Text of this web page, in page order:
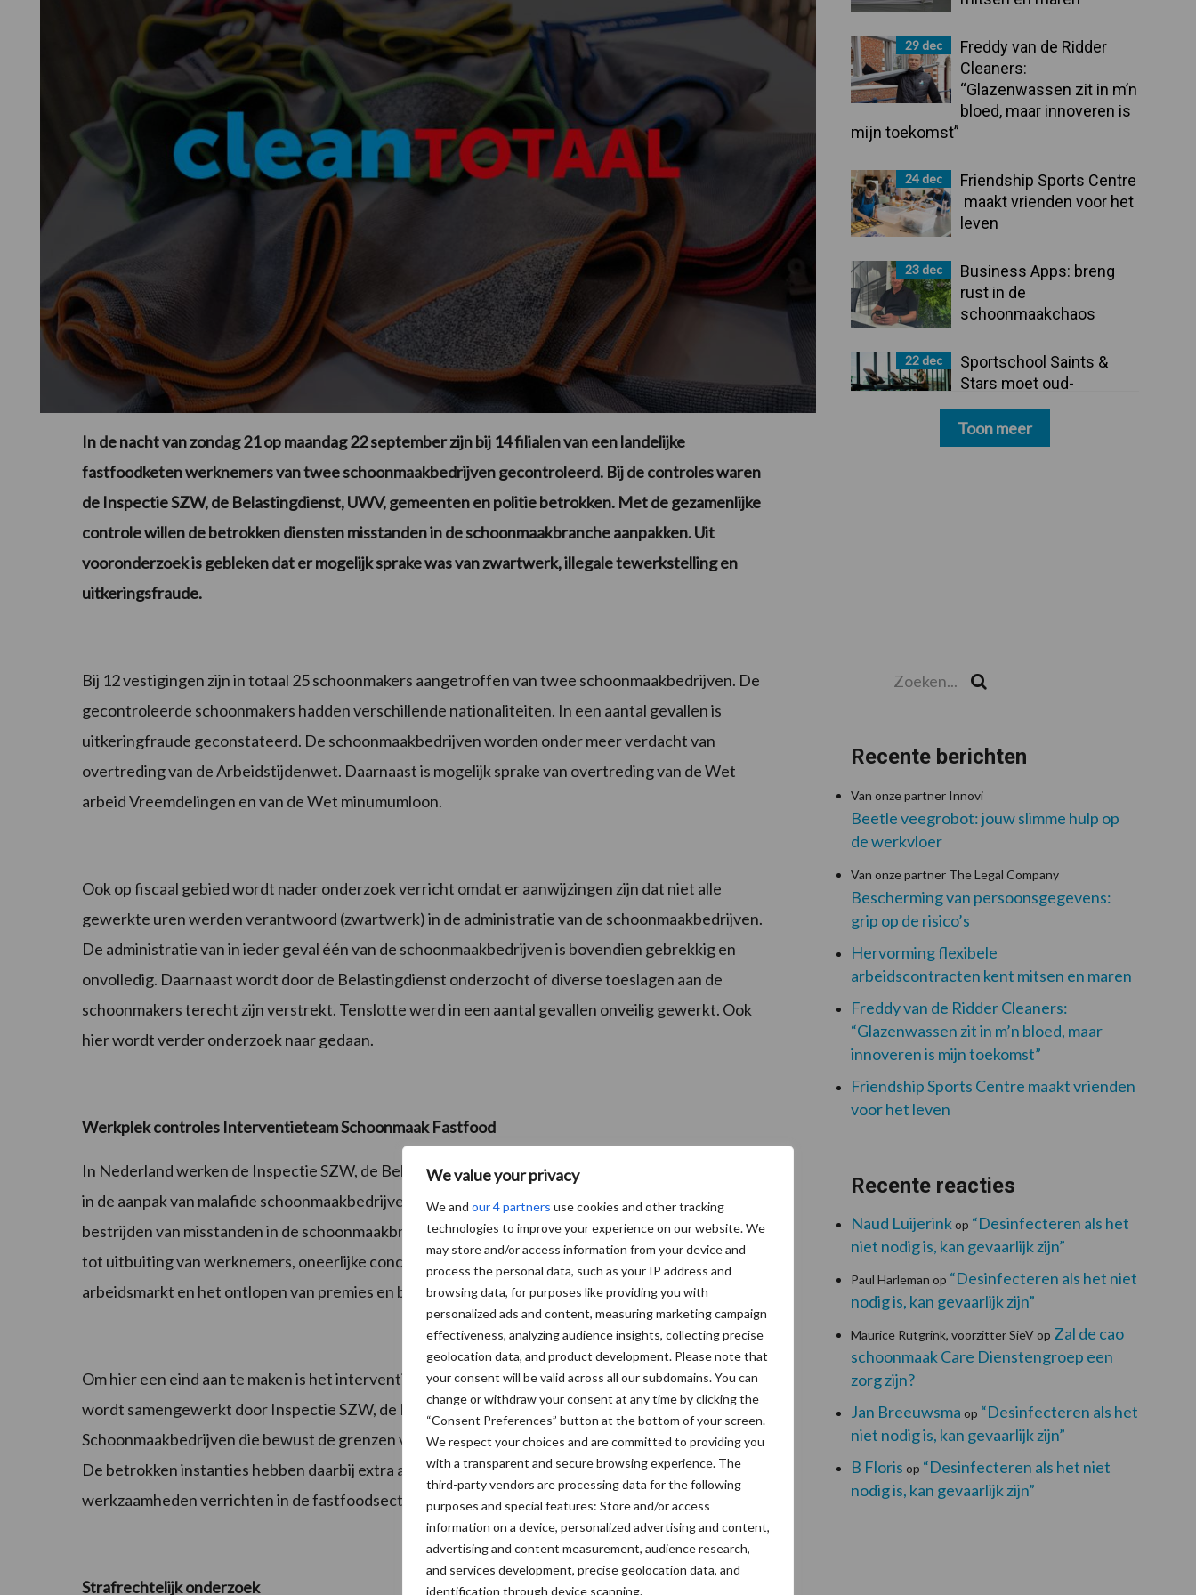
We value your privacy
We and our 4 partners use cookies and other tracking
technologies to improve your experience on our website. We
may store and/or access information from your device and
process the personal data, such as your IP address and
browsing data, for purposes like providing you with
personalized ads and content, measuring marketing campaign
effectiveness, analyzing audience insights, collecting precise
geolocation data, and product development. Please note that
your consent will be valid across all our subdomains. You can
change or withdraw your consent at any time by clicking the
“Consent Preferences” button at the bottom of your screen.
We respect your choices and are committed to providing you
with a transparent and secure browsing experience. The
third-party vendors are processing data for the following
purposes and special features: Store and/or access
information on a device, personalized advertising and content,
advertising and content measurement, audience research,
and services development, precise geolocation data, and
identification through device scanning.
In de nacht van zondag 21 op maandag 22 september zijn bij 14 filialen van een landelijke
fastfoodketen werknemers van twee schoonmaakbedrijven gecontroleerd. Bij de controles waren
de Inspectie SZW, de Belastingdienst, UWV, gemeenten en politie betrokken. Met de gezamenlijke
controle willen de betrokken diensten misstanden in de schoonmaakbranche aanpakken. Uit
vooronderzoek is gebleken dat er mogelijk sprake was van zwartwerk, illegale tewerkstelling en
uitkeringsfraude.
Bij 12 vestigingen zijn in totaal 25 schoonmakers aangetroffen van twee schoonmaakbedrijven. De
gecontroleerde schoonmakers hadden verschillende nationaliteiten. In een aantal gevallen is
uitkeringfraude geconstateerd. De schoonmaakbedrijven worden onder meer verdacht van
overtreding van de Arbeidstijdenwet. Daarnaast is mogelijk sprake van overtreding van de Wet
arbeid Vreemdelingen en van de Wet minumumloon.
Ook op fiscaal gebied wordt nader onderzoek verricht omdat er aanwijzingen zijn dat niet alle
gewerkte uren werden verantwoord (zwartwerk) in de administratie van de schoonmaakbedrijven.
De administratie van in ieder geval één van de schoonmaakbedrijven is bovendien gebrekkig en
onvolledig. Daarnaast wordt door de Belastingdienst onderzocht of diverse toeslagen aan de
schoonmakers terecht zijn verstrekt. Tenslotte werd in een aantal gevallen onveilig gewerkt. Ook
hier wordt verder onderzoek naar gedaan.
Werkplek controles Interventieteam Schoonmaak Fastfood
In Nederland werken de Inspectie SZW, de Belastingdienst, het UWV, IND en de gemeenten samen
in de aanpak van malafide schoonmaakbedrijven. De instanties hebben als doel het gezamenlijk
bestrijden van misstanden in de schoonmaakbranche. Misstanden bij schoonmaakbedrijven leiden
tot uitbuiting van werknemers, oneerlijke concurrentie tussen bedrijven, verdringing op de
arbeidsmarkt en het ontlopen van premies en belastingen.
Om hier een eind aan te maken is het interventieteam ‘Schoonmaak Fastfood’ opgericht. In dit team
wordt samengewerkt door Inspectie SZW, de Belastingdienst, UWV, IND en gemeenten.
Schoonmaakbedrijven die bewust de grenzen van de wet zoeken kunnen dit team worden bezocht.
De betrokken instanties hebben daarbij extra aandacht voor schoonmaakbedrijven die
werkzaamheden verrichten in de fastfoodsector.
Strafrechtelijk onderzoek
29 dec
Freddy van de Ridder
Cleaners:
“Glazenwassen zit in m’n
bloed, maar innoveren is
mijn toekomst”
24 dec
Friendship Sports Centre
maakt vrienden voor het
leven
23 dec
Business Apps: breng
rust in de
schoonmaakchaos
22 dec
Sportschool Saints &
Stars moet oud-
betalen
Toon meer
Recente berichten
Van onze partner Innovi
Beetle veegrobot: jouw slimme hulp op
de werkvloer
Van onze partner The Legal Company
Bescherming van persoonsgegevens:
grip op de risico’s
Hervorming flexibele
arbeidscontracten kent mitsen en maren
Freddy van de Ridder Cleaners:
“Glazenwassen zit in m’n bloed, maar
innoveren is mijn toekomst”
Friendship Sports Centre maakt vrienden
voor het leven
Recente reacties
Naud Luijerinkop “Desinfecteren als het
niet nodig is, kan gevaarlijk zijn”
Paul Harleman op “Desinfecteren als het niet
nodig is, kan gevaarlijk zijn”
Maurice Rutgrink, voorzitter SieVop Zal de cao
schoonmaak Care Dienstengroep een
zorg zijn?
Jan Breeuwsma op “Desinfecteren als het
niet nodig is, kan gevaarlijk zijn”
B Floris op “Desinfecteren als het niet
nodig is, kan gevaarlijk zijn”